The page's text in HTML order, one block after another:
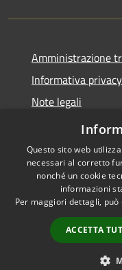
Amministrazione
Informativa privacy
Note legali
Dichiarazione di
Accessibilità
Questo sito web
necessari al corretto
nonché un cookie
informazioni
Per maggiori dettagli,
ACCETTA